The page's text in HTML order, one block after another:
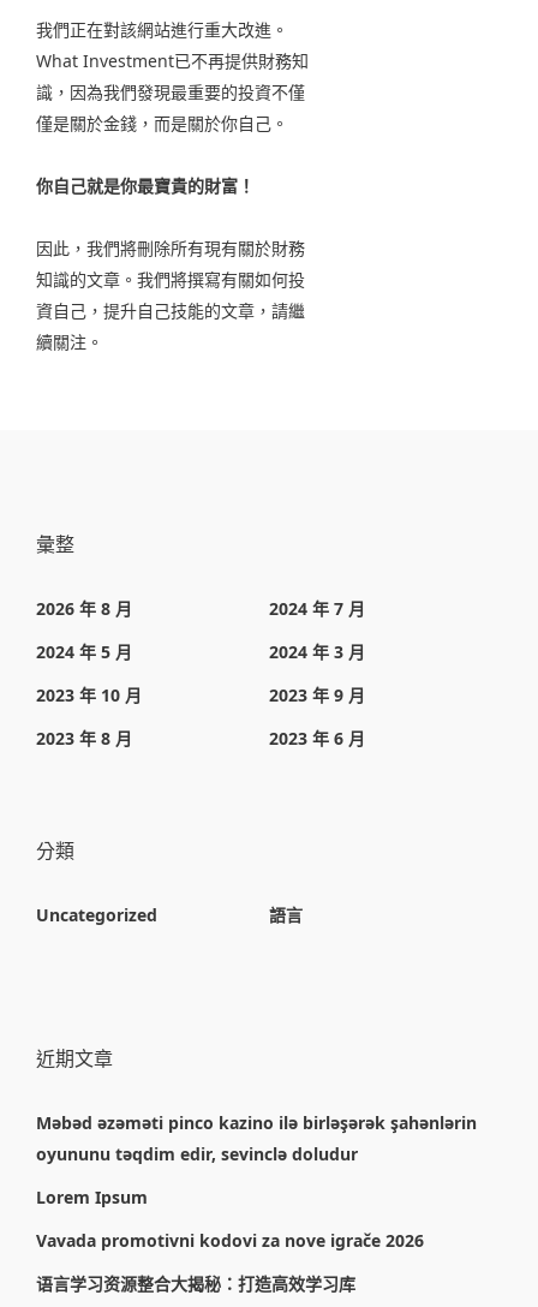
我們正在對該網站進行重大改進。
What Investment已不再提供財務知
識，因為我們發現最重要的投資不僅
僅是關於金錢，而是關於你自己。
你自己就是你最寶貴的財富！
因此，我們將刪除所有現有關於財務
知識的文章。我們將撰寫有關如何投
資自己，提升自己技能的文章，請繼
續關注。
彙整
2026 年 8 月
2024 年 7 月
2024 年 5 月
2024 年 3 月
2023 年 10 月
2023 年 9 月
2023 年 8 月
2023 年 6 月
分類
Uncategorized 語言
近期文章
Məbəd əzəməti pinco kazino ilə birləşərək şahənlərin
oyununu təqdim edir, sevinclə doludur
Lorem Ipsum
Vavada promotivni kodovi za nove igrače 2026
语言学习资源整合大揭秘：打造高效学习库